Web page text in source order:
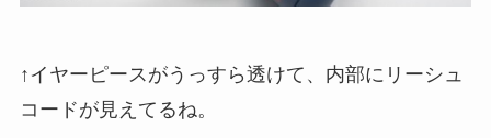
↑イヤーピースがうっすら透けて、内部にリーシュ
コードが見えてるね。